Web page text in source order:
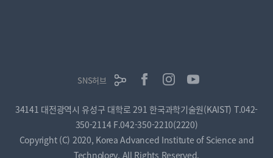
SNS허브
34141 대전광역시 유성구 대학로 291 한국과학기술원(KAIST) T.042-
350-2114 F.042-350-2210(2220)
Copyright (C) 2020, Korea Advanced Institute of Science and
Technology, All Rights Reserved.